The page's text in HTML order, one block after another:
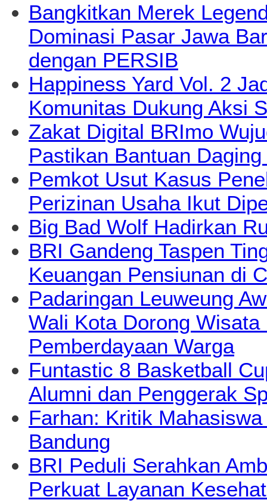
Bangkitkan Merek
Dominasi Pasar Jawa
dengan PERSIB
Happiness Yard Vol. 2
Komunitas Dukung Aksi
Zakat Digital BRImo
Pastikan Bantuan
Pemkot Usut Kasus
Perizinan Usaha Ikut
Big Bad Wolf Hadirkan
BRI Gandeng Taspen
Keuangan Pensiunan di
Padaringan Leuweung
Wali Kota Dorong
Pemberdayaan Warga
Funtastic 8 Basketball
Alumni dan Penggerak
Farhan: Kritik
Bandung
BRI Peduli Serahkan
Perkuat Layanan